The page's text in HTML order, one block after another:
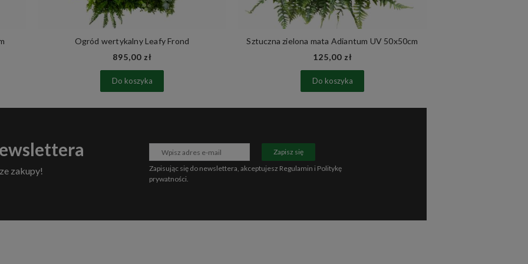
Ogród wertykalny Leafy Frond
895,00 zł
Do koszyka
Sztuczna zielona mata Adiantum UV 50x50cm
125,00 zł
Do koszyka
zakupy!
Zapisz się
Zapisując się do newslettera, akceptujesz Regulamin i Politykę
prywatności.